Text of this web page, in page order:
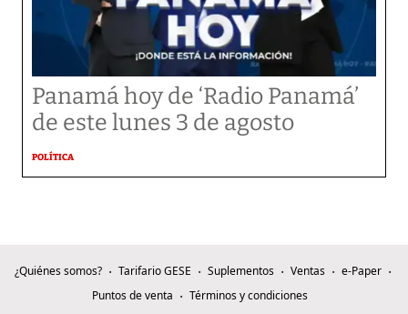
Panamá hoy de ‘Radio Panamá’
de este lunes 3 de agosto
POLÍTICA
¿Quiénes somos? Tarifario GESE Suplementos Ventas
e-Paper
Puntos de venta
Términos y condiciones